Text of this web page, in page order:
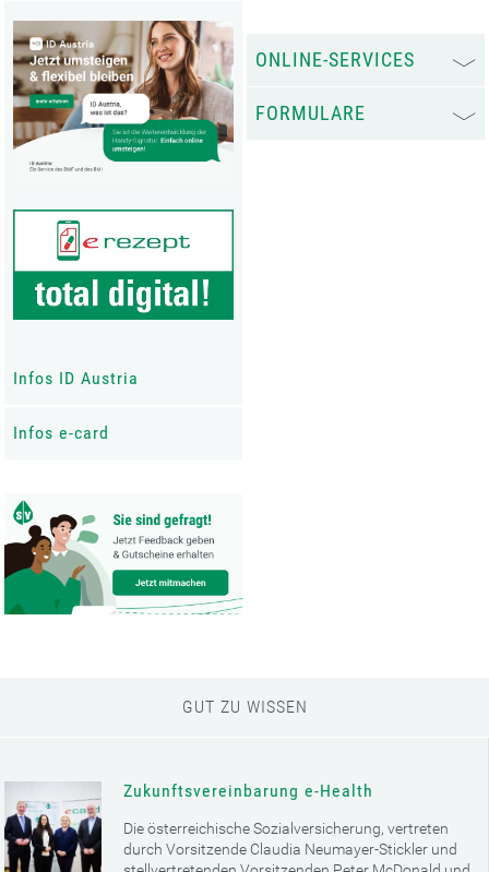
Infos ID Austria
Infos e-card
ONLINE-SERVICES
FORMULARE
GUT ZU WISSEN
Zukunftsvereinbarung e-Health
Die österreichische Sozialversicherung, vertreten
durch Vorsitzende Claudia Neumayer-Stickler und